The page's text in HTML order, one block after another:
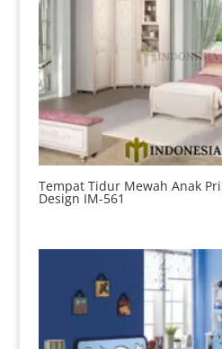
Tempat Tidur Mewah Anak
Design IM-561